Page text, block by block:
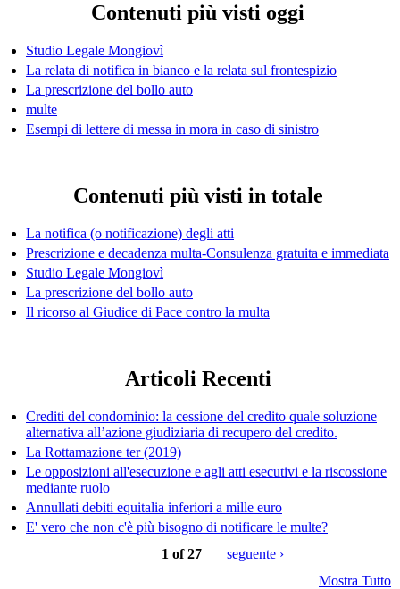
Contenuti più visti oggi
Studio Legale Mongiovì
La relata di notifica in bianco e la relata sul frontespizio
La prescrizione del bollo auto
multe
Esempi di lettere di messa in mora in caso di sinistro
Contenuti più visti in totale
La notifica (o notificazione) degli atti
Prescrizione e decadenza multa-Consulenza gratuita e immediata
Studio Legale Mongiovì
La prescrizione del bollo auto
Il ricorso al Giudice di Pace contro la multa
Articoli Recenti
Crediti del condominio: la cessione del credito quale soluzione
alternativa all’azione giudiziaria di recupero del credito.
La Rottamazione ter (2019)
Le opposizioni all'esecuzione e agli atti esecutivi e la riscossione
mediante ruolo
Annullati debiti equitalia inferiori a mille euro
E' vero che non c'è più bisogno di notificare le multe?
1 of 27
seguente ›
Mostra Tutto